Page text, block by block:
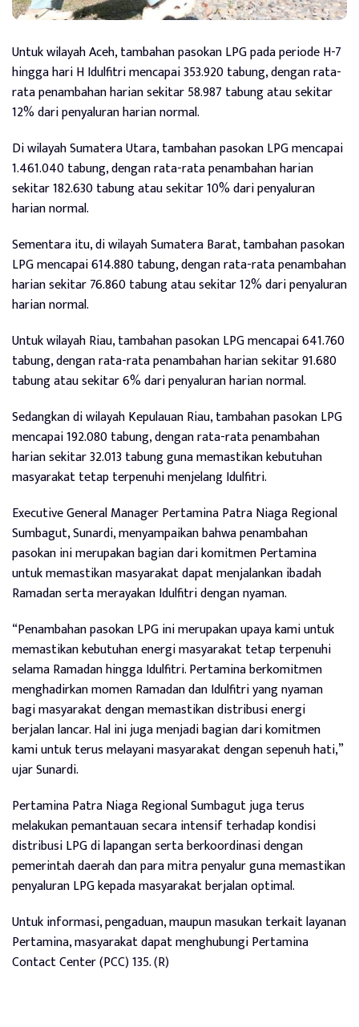
Untuk wilayah Aceh, tambahan pasokan LPG pada periode H-7
hingga hari H Idulfitri mencapai 353.920 tabung, dengan rata-
rata penambahan harian sekitar 58.987 tabung atau sekitar
12% dari penyaluran harian normal.
Di wilayah Sumatera Utara, tambahan pasokan LPG mencapai
1.461.040 tabung, dengan rata-rata penambahan harian
sekitar 182.630 tabung atau sekitar 10% dari penyaluran
harian normal.
Sementara itu, di wilayah Sumatera Barat, tambahan pasokan
LPG mencapai 614.880 tabung, dengan rata-rata penambahan
harian sekitar 76.860 tabung atau sekitar 12% dari penyaluran
harian normal.
Untuk wilayah Riau, tambahan pasokan LPG mencapai 641.760
tabung, dengan rata-rata penambahan harian sekitar 91.680
tabung atau sekitar 6% dari penyaluran harian normal.
Sedangkan di wilayah Kepulauan Riau, tambahan pasokan LPG
mencapai 192.080 tabung, dengan rata-rata penambahan
harian sekitar 32.013 tabung guna memastikan kebutuhan
masyarakat tetap terpenuhi menjelang Idulfitri.
Executive General Manager Pertamina Patra Niaga Regional
Sumbagut, Sunardi, menyampaikan bahwa penambahan
pasokan ini merupakan bagian dari komitmen Pertamina
untuk memastikan masyarakat dapat menjalankan ibadah
Ramadan serta merayakan Idulfitri dengan nyaman.
“Penambahan pasokan LPG ini merupakan upaya kami untuk
memastikan kebutuhan energi masyarakat tetap terpenuhi
selama Ramadan hingga Idulfitri. Pertamina berkomitmen
menghadirkan momen Ramadan dan Idulfitri yang nyaman
bagi masyarakat dengan memastikan distribusi energi
berjalan lancar. Hal ini juga menjadi bagian dari komitmen
kami untuk terus melayani masyarakat dengan sepenuh hati,”
ujar Sunardi.
Pertamina Patra Niaga Regional Sumbagut juga terus
melakukan pemantauan secara intensif terhadap kondisi
distribusi LPG di lapangan serta berkoordinasi dengan
pemerintah daerah dan para mitra penyalur guna memastikan
penyaluran LPG kepada masyarakat berjalan optimal.
Untuk informasi, pengaduan, maupun masukan terkait layanan
Pertamina, masyarakat dapat menghubungi Pertamina
Contact Center (PCC) 135. (R)